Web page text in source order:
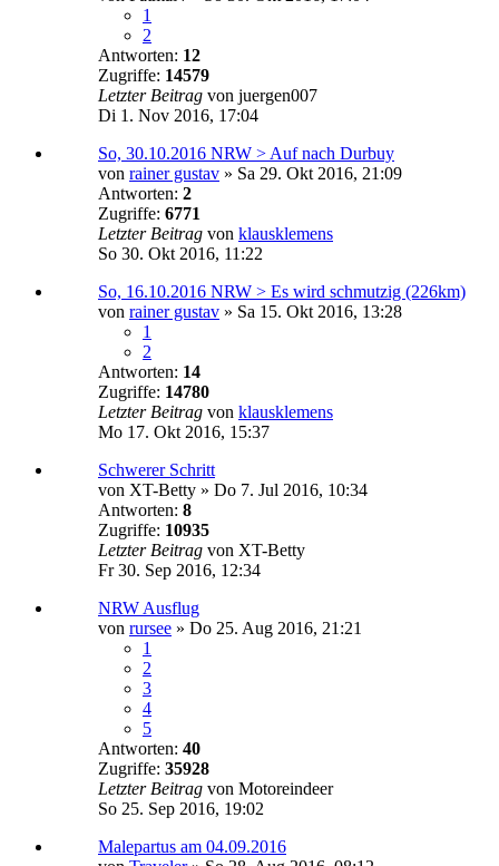
1
2
Antworten: 12
Zugriffe: 14579
Letzter Beitrag von juergen007
Di 1. Nov 2016, 17:04
So, 30.10.2016 NRW > Auf nach Durbuy
von rainer gustav » Sa 29. Okt 2016, 21:09
Antworten: 2
Zugriffe: 6771
Letzter Beitrag von klausklemens
So 30. Okt 2016, 11:22
So, 16.10.2016 NRW > Es wird schmutzig (226km)
von rainer gustav » Sa 15. Okt 2016, 13:28
1
2
Antworten: 14
Zugriffe: 14780
Letzter Beitrag von klausklemens
Mo 17. Okt 2016, 15:37
Schwerer Schritt
von XT-Betty » Do 7. Jul 2016, 10:34
Antworten: 8
Zugriffe: 10935
Letzter Beitrag von XT-Betty
Fr 30. Sep 2016, 12:34
NRW Ausflug
von rursee » Do 25. Aug 2016, 21:21
1
2
3
4
5
Antworten: 40
Zugriffe: 35928
Letzter Beitrag von Motoreindeer
So 25. Sep 2016, 19:02
Malepartus am 04.09.2016